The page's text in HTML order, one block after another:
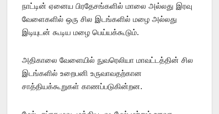
நாட்டின் ஏனைய பிரதேசங்களில் மாலை அல்லது இரவு
வேளைகளில் ஒரு சில இடங்களில் மழை அல்லது
இடியுடன் கூடிய மழை பெய்யக்கூடும்.
அதிகாலை வேளையில் நுவரெலியா மாவட்டத்தின் சில
இடங்களில் உறைபனி உருவாவதற்கான
சாத்தியக்கூறுகள் காணப்படுகின்றன.